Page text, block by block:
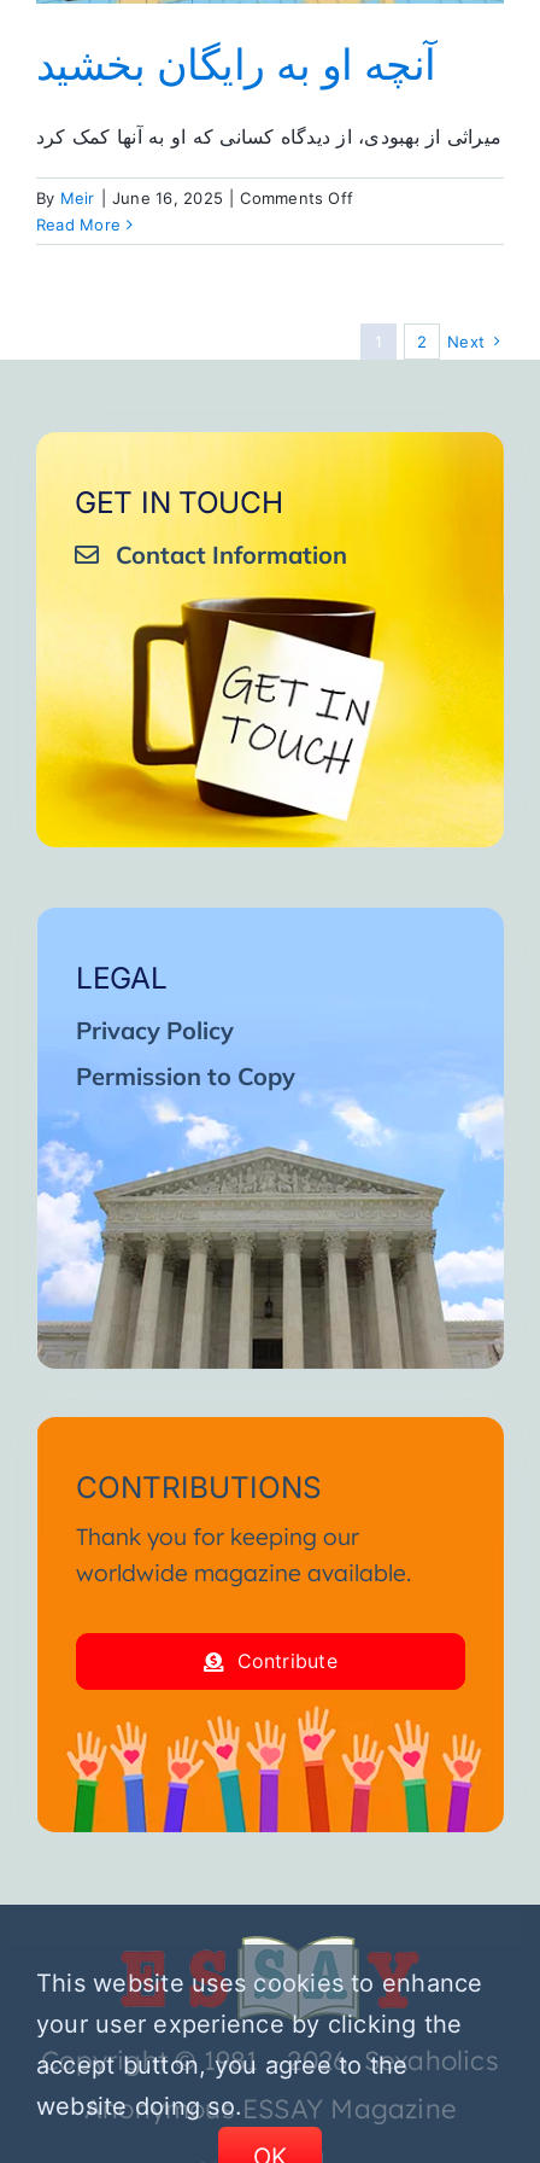
آنچه او به رایگان بخشید
میراثی از بهبودی، از دیدگاه کسانی که او به آنها کمک کرد
By Meir June 16, 2025 Comments Offon
او
بخشید
Read More
1 2 Next
GET IN TOUCH
Contact Information
LEGAL
Privacy Policy
Permission to Copy
CONTRIBUTIONS
Thank you for keeping our
worldwide magazine available.
Contribute
Copyright © 1981 – 2026 Sexaholics
Anonymous ESSAY Magazine
This website uses cookies to enhance
your user experience by clicking the
accept button, you agree to the
website doing so.
OK